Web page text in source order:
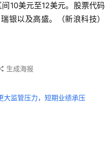
10美元至12美元。股票代码
生成海报
大监管压力，短期业绩承压